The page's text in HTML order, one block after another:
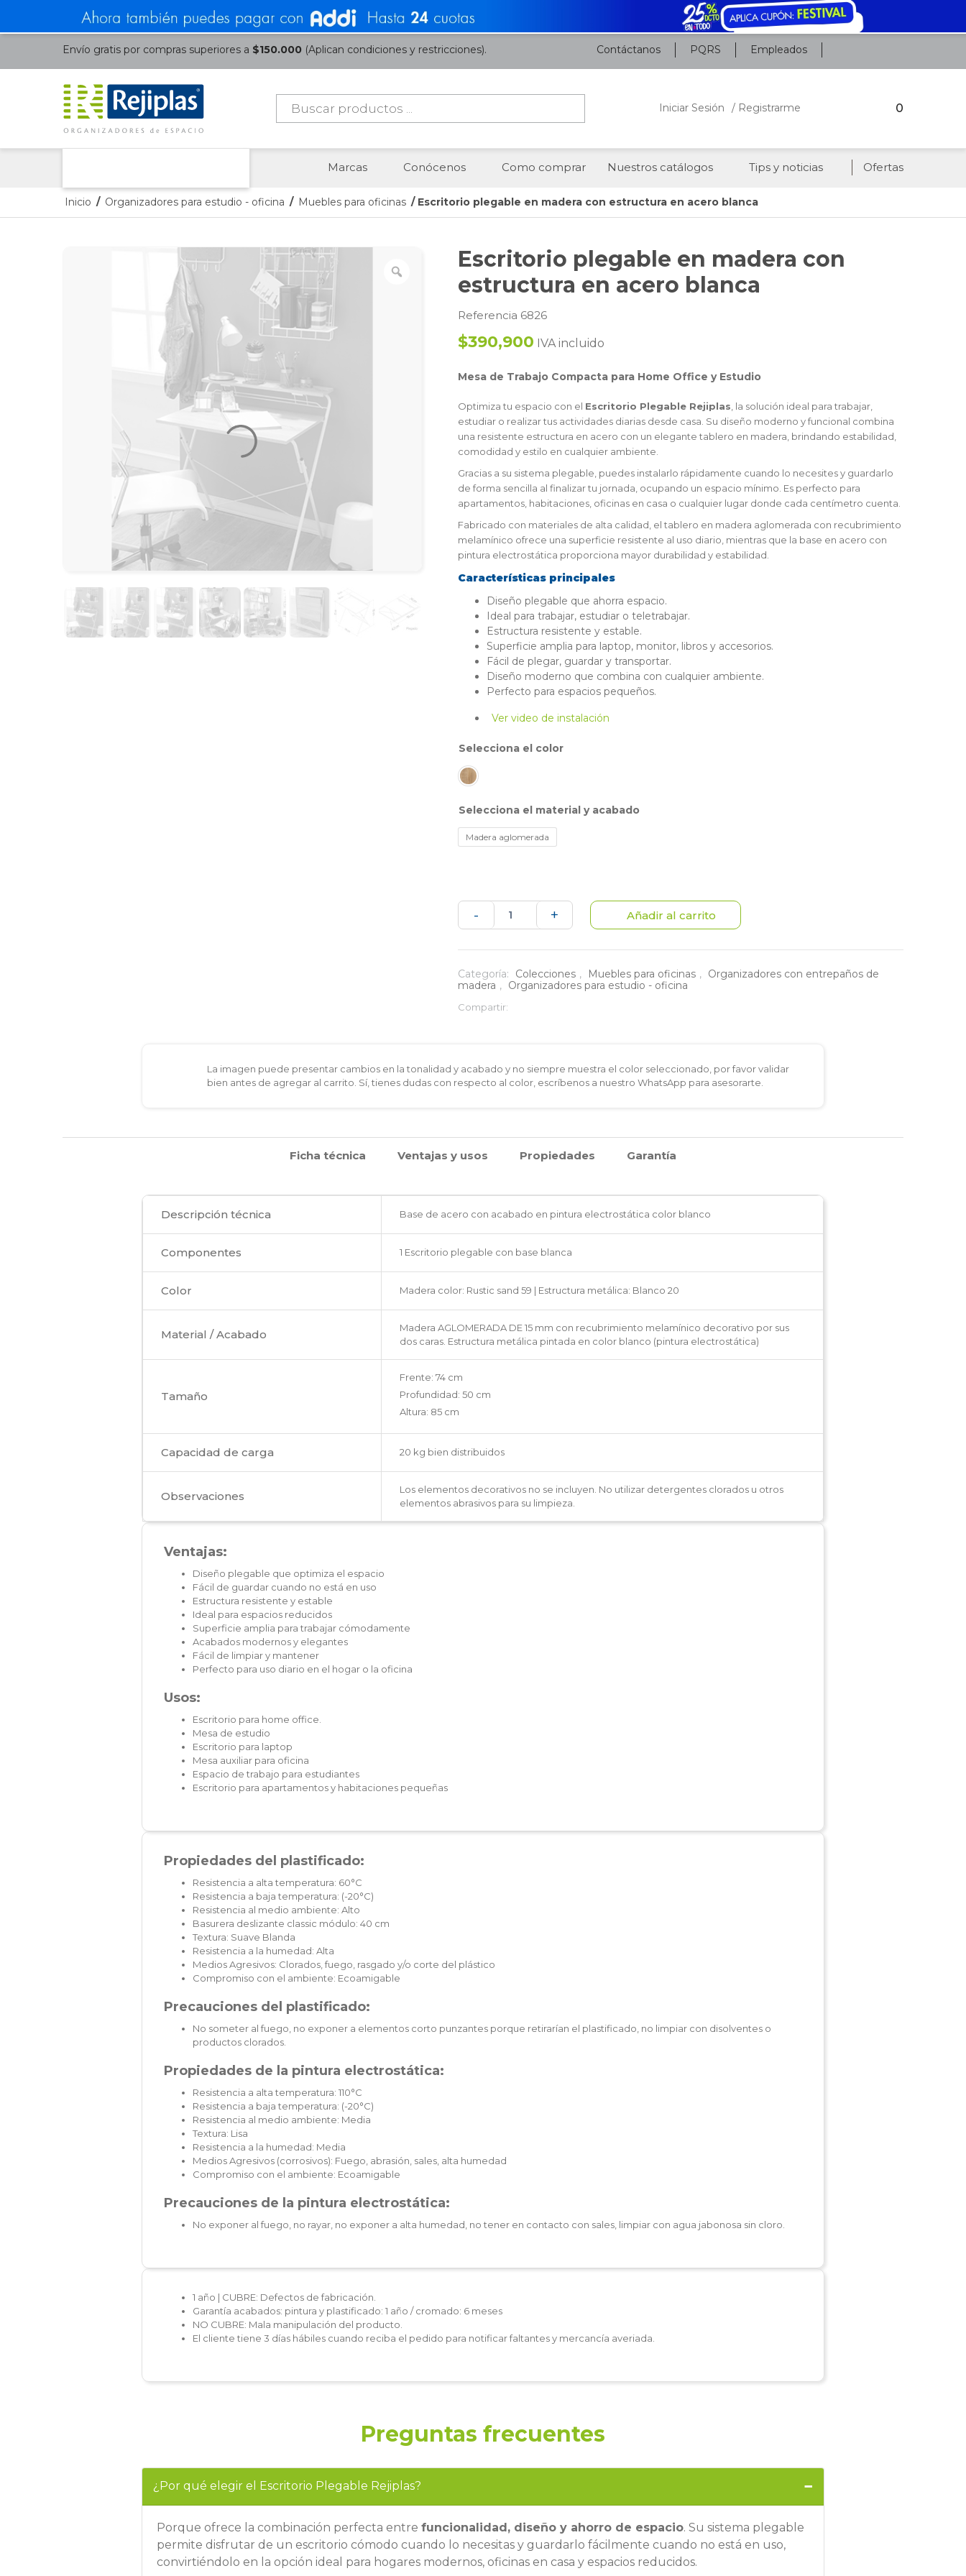
Envío gratis por compras superiores a $150.000 (Aplican condiciones y restricciones). Contáctanos PQRS Empleados
Búsqueda
productos
Iniciar Sesión / Registrarme 0
Marcas Conócenos Como comprar Nuestros catálogos Tips y noticias Ofertas
Inicio / Organizadores para estudio - oficina / Muebles para oficinas / Escritorio plegable en madera con estructura en acero blanca
Escritorio plegable en madera con
estructura en acero blanca
Referencia 6826
$390,900 IVA incluido
Mesa de Trabajo Compacta para Home Office y Estudio
Optimiza tu espacio con el Escritorio Plegable Rejiplas , la solución ideal para trabajar,
estudiar o realizar tus actividades diarias desde casa. Su diseño moderno y funcional combina
una resistente estructura en acero con un elegante tablero en madera, brindando estabilidad,
comodidad y estilo en cualquier ambiente.
Gracias a su sistema plegable, puedes instalarlo rápidamente cuando lo necesites y guardarlo
de forma sencilla al finalizar tu jornada, ocupando un espacio mínimo. Es perfecto para
apartamentos, habitaciones, oficinas en casa o cualquier lugar donde cada centímetro cuenta.
Fabricado con materiales de alta calidad, el tablero en madera aglomerada con recubrimiento
melamínico ofrece una superficie resistente al uso diario, mientras que la base en acero con
pintura electrostática proporciona mayor durabilidad y estabilidad.
Características principales
Diseño plegable que ahorra espacio.
Ideal para trabajar, estudiar o teletrabajar.
Estructura resistente y estable.
Superficie amplia para laptop, monitor, libros y accesorios.
Fácil de plegar, guardar y transportar.
Diseño moderno que combina con cualquier ambiente.
Perfecto para espacios pequeños.
Ver video de instalación
color
material y acabado
Madera aglomerada
-
Escritorio
en
madera
en
cantidad
+ Añadir al carrito
Categoría: Colecciones , Muebles para oficinas , Organizadores con entrepaños de
madera , Organizadores para estudio - oficina
Compartir:
La imagen puede presentar cambios en la tonalidad y acabado y no siempre muestra el color seleccionado, por favor validar
bien antes de agregar al carrito. Sí, tienes dudas con respecto al color, escríbenos a nuestro WhatsApp para asesorarte.
Ficha técnica Ventajas y usos Propiedades Garantía
Descripción técnica Base de acero con acabado en pintura electrostática color blanco
Componentes 1 Escritorio plegable con base blanca
Color Madera color: Rustic sand 59 | Estructura metálica: Blanco 20
Material / Acabado
Madera AGLOMERADA DE 15 mm con recubrimiento melamínico decorativo por sus
dos caras. Estructura metálica pintada en color blanco (pintura electrostática)
Tamaño
Frente: 74 cm
Profundidad: 50 cm
Altura: 85 cm
Capacidad de carga 20 kg bien distribuidos
Observaciones
Los elementos decorativos no se incluyen. No utilizar detergentes clorados u otros
elementos abrasivos para su limpieza.
Ventajas:
Diseño plegable que optimiza el espacio
Fácil de guardar cuando no está en uso
Estructura resistente y estable
Ideal para espacios reducidos
Superficie amplia para trabajar cómodamente
Acabados modernos y elegantes
Fácil de limpiar y mantener
Perfecto para uso diario en el hogar o la oficina
Usos:
Escritorio para home office.
Mesa de estudio
Escritorio para laptop
Mesa auxiliar para oficina
Espacio de trabajo para estudiantes
Escritorio para apartamentos y habitaciones pequeñas
Propiedades del plastificado:
Resistencia a alta temperatura: 60°C
Resistencia a baja temperatura: (-20°C)
Resistencia al medio ambiente: Alto
Basurera deslizante classic módulo: 40 cm
Textura: Suave Blanda
Resistencia a la humedad: Alta
Medios Agresivos: Clorados, fuego, rasgado y/o corte del plástico
Compromiso con el ambiente: Ecoamigable
Precauciones del plastificado:
No someter al fuego, no exponer a elementos corto punzantes porque retirarían el plastificado, no limpiar con disolventes o
productos clorados.
Propiedades de la pintura electrostática:
Resistencia a alta temperatura: 110°C
Resistencia a baja temperatura: (-20°C)
Resistencia al medio ambiente: Media
Textura: Lisa
Resistencia a la humedad: Media
Medios Agresivos (corrosivos): Fuego, abrasión, sales, alta humedad
Compromiso con el ambiente: Ecoamigable
Precauciones de la pintura electrostática:
No exponer al fuego, no rayar, no exponer a alta humedad, no tener en contacto con sales, limpiar con agua jabonosa sin cloro.
1 año | CUBRE: Defectos de fabricación.
Garantía acabados: pintura y plastificado: 1 año / cromado: 6 meses
NO CUBRE: Mala manipulación del producto.
El cliente tiene 3 días hábiles cuando reciba el pedido para notificar faltantes y mercancía averiada.
Preguntas frecuentes
¿Por qué elegir el Escritorio Plegable Rejiplas?
Porque ofrece la combinación perfecta entre funcionalidad, diseño y ahorro de espacio. Su sistema plegable
permite disfrutar de un escritorio cómodo cuando lo necesitas y guardarlo fácilmente cuando no está en uso,
convirtiéndolo en la opción ideal para hogares modernos, oficinas en casa y espacios reducidos.